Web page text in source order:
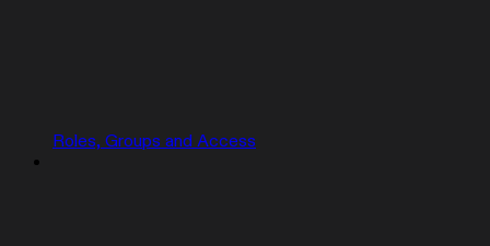
Roles, Groups and Access